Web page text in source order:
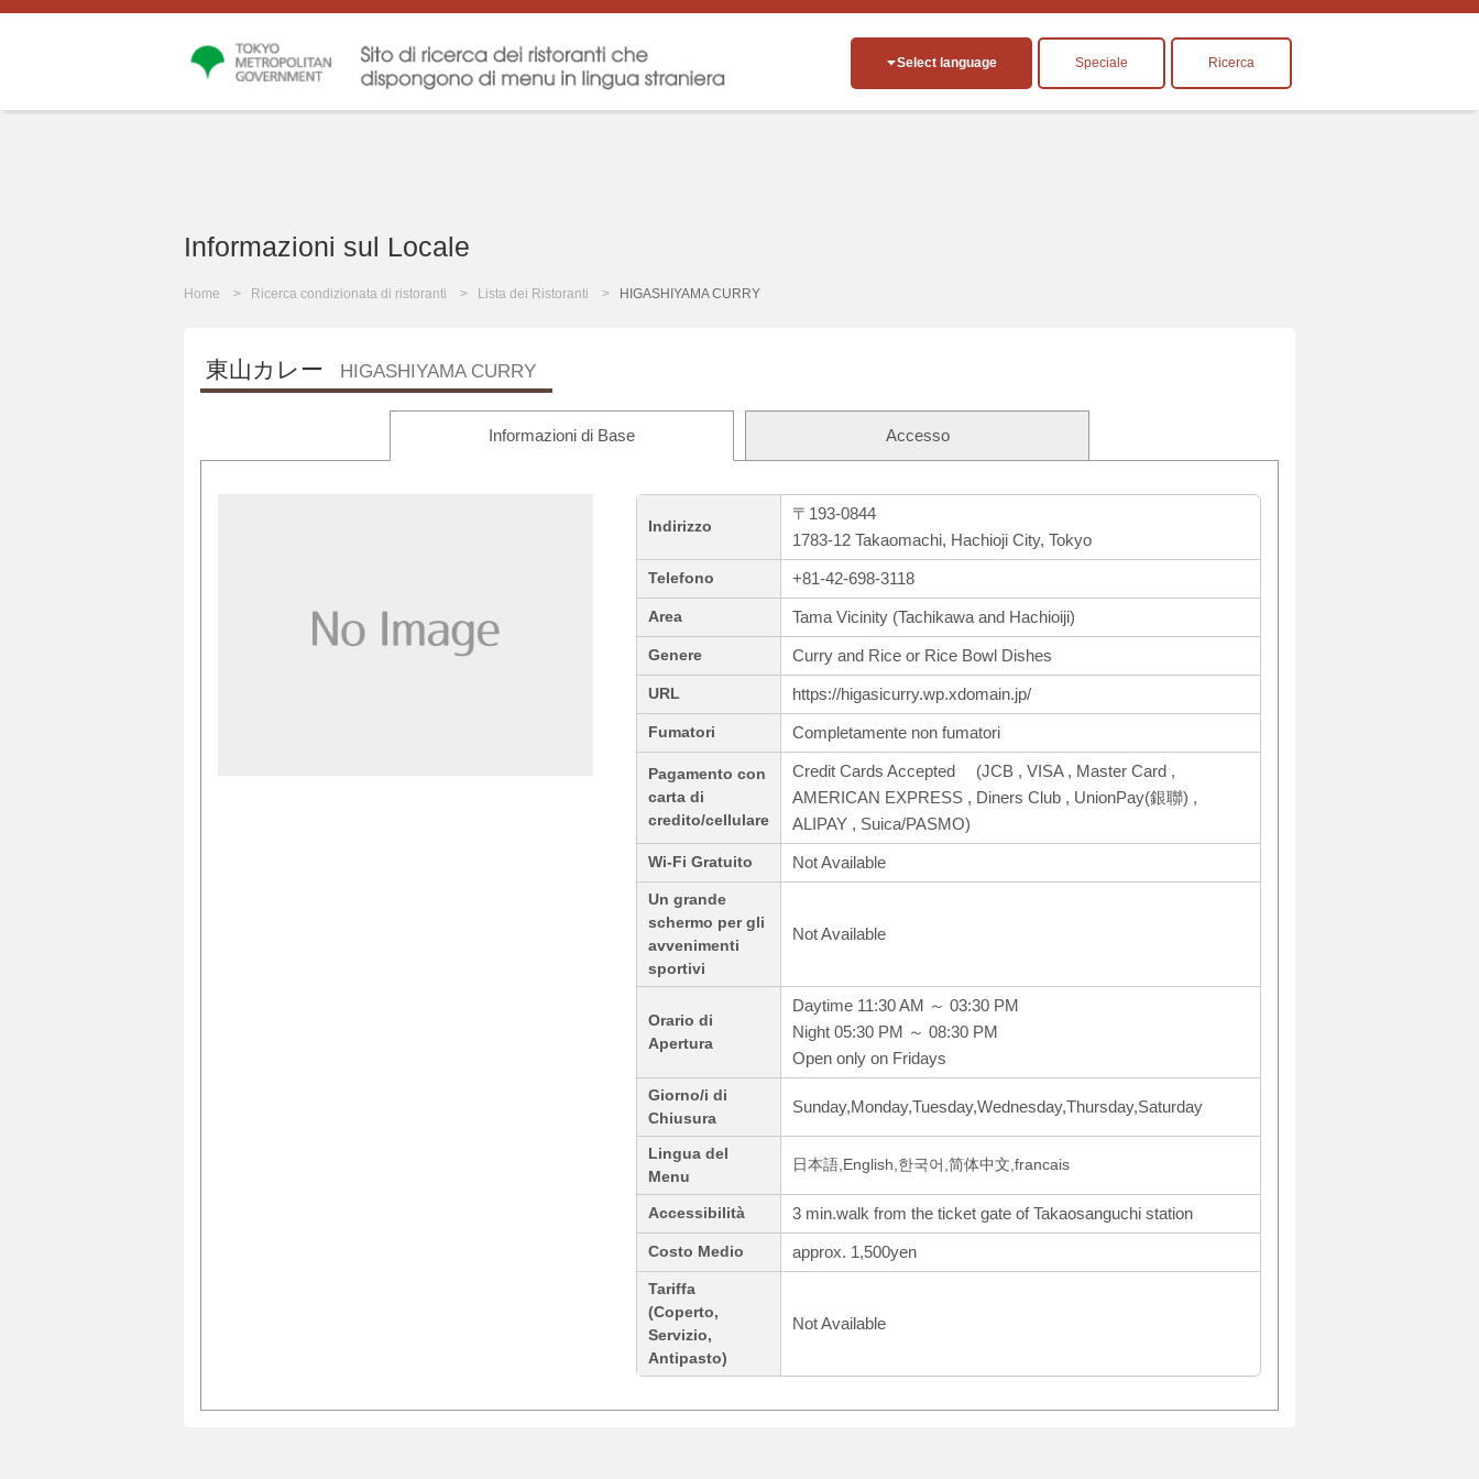
Select language Speciale Ricerca
Informazioni sul Locale
Home Ricerca condizionata di ristoranti Lista dei Ristoranti HIGASHIYAMA CURRY
東山カレー HIGASHIYAMA CURRY
Informazioni di Base Accesso
Indirizzo
〒193-0844
1783-12 Takaomachi, Hachioji City, Tokyo
Telefono +81-42-698-3118
Area Tama Vicinity (Tachikawa and Hachioiji)
Genere Curry and Rice or Rice Bowl Dishes
URL https://higasicurry.wp.xdomain.jp/
Fumatori Completamente non fumatori
Pagamento con
carta di
credito/cellulare
Credit Cards Accepted (JCB , VISA , Master Card ,
AMERICAN EXPRESS , Diners Club , UnionPay(銀聯) ,
ALIPAY , Suica/PASMO)
Wi-Fi Gratuito Not Available
Un grande
schermo per gli
avvenimenti
sportivi
Not Available
Orario di
Apertura
Daytime 11:30 AM ～ 03:30 PM
Night 05:30 PM ～ 08:30 PM
Open only on Fridays
Giorno/i di
Chiusura
Sunday,Monday,Tuesday,Wednesday,Thursday,Saturday
Lingua del
Menu
日本語,English,한국어,简体中文,francais
Accessibilità 3 min.walk from the ticket gate of Takaosanguchi station
Costo Medio approx. 1,500yen
Tariffa
(Coperto,
Servizio,
Antipasto)
Not Available